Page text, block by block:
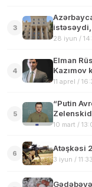
3
istəsəydi,
28 iyun /
4
Elman
Kazımov
11 aprel /
5
“Putin
açıqlama
10 mart /
6
Atəşkəsi
3 iyun / 11:33